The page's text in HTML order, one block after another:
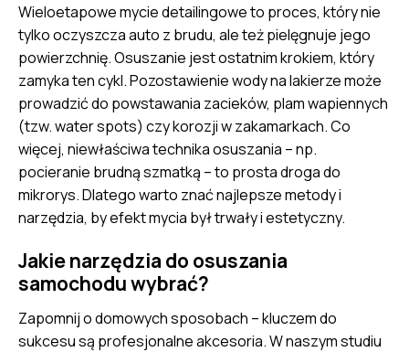
Wieloetapowe mycie detailingowe to proces, który nie
tylko oczyszcza auto z brudu, ale też pielęgnuje jego
powierzchnię. Osuszanie jest ostatnim krokiem, który
zamyka ten cykl. Pozostawienie wody na lakierze może
prowadzić do powstawania zacieków, plam wapiennych
(tzw. water spots) czy korozji w zakamarkach. Co
więcej, niewłaściwa technika osuszania – np.
pocieranie brudną szmatką – to prosta droga do
mikrorys. Dlatego warto znać najlepsze metody i
narzędzia, by efekt mycia był trwały i estetyczny.
Jakie narzędzia do osuszania
samochodu wybrać?
Zapomnij o domowych sposobach – kluczem do
sukcesu są profesjonalne akcesoria. W naszym studiu